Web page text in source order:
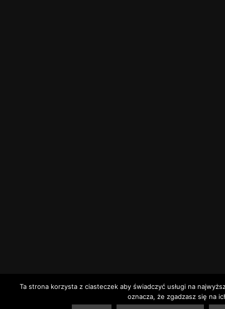
Ta strona korzysta z ciasteczek aby świadczyć usługi na
oznacza, że zgadzasz się na